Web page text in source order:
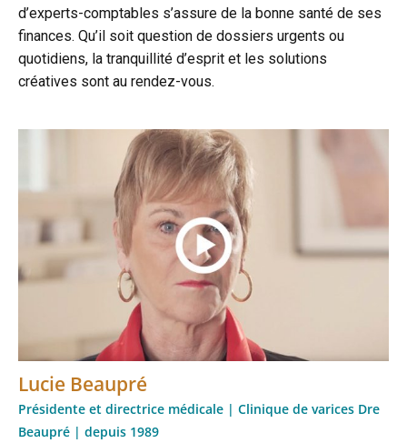
d’experts-comptables s’assure de la bonne santé de ses
finances. Qu’il soit question de dossiers urgents ou
quotidiens, la tranquillité d’esprit et les solutions
créatives sont au rendez-vous.
Lucie Beaupré
Présidente et directrice médicale | Clinique de varices Dre
Beaupré | depuis 1989